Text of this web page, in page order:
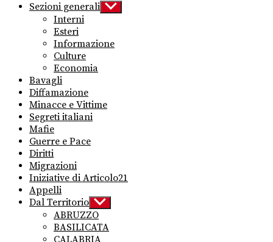
Sezioni generali Show
sub
Interni
Esteri
Informazione
Culture
Economia
Bavagli
Diffamazione
Minacce e Vittime
Segreti italiani
Mafie
Guerre e Pace
Diritti
Migrazioni
Iniziative di Articolo21
Appelli
Dal Territorio Show
sub
menu
ABRUZZO
BASILICATA